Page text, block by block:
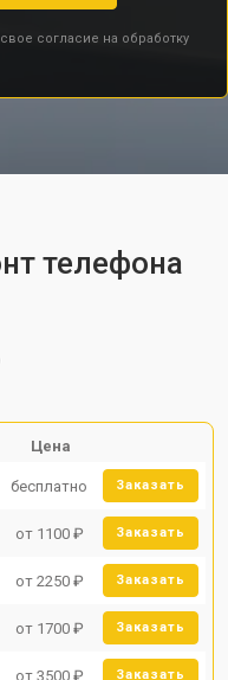
согласие на обработку
телефона
Цена
бесплатно Заказать
от 1100 ₽ Заказать
от 2250 ₽ Заказать
от 1700 ₽ Заказать
от 3500 ₽ Заказать